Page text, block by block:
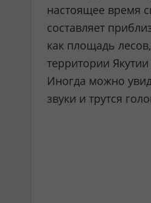
настоящее время
составляет
как площадь
территории
Иногда можно
звуки и трутся